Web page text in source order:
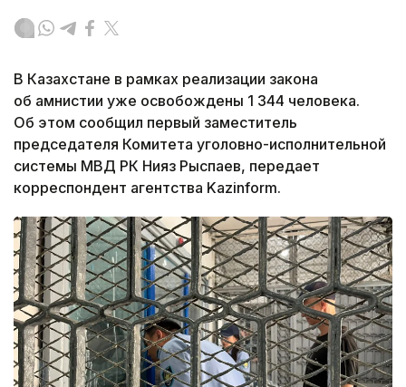
В Казахстане в рамках реализации закона
об амнистии уже освобождены 1 344 человека.
Об этом сообщил первый заместитель
председателя Комитета уголовно-исполнительной
системы МВД РК Нияз Рыспаев, передает
корреспондент агентства Kazinform.